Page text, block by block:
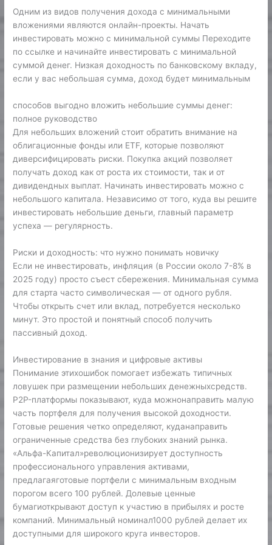
Одним из видов получения дохода с минимальными
вложениями являются онлайн-проекты. Начать
инвестировать можно с минимальной суммы Переходите
по ссылке и начинайте инвестировать с минимальной
суммой денег. Низкая доходность по банковскому вкладу,
если у вас небольшая сумма, доход будет минимальным
способов выгодно вложить небольшие суммы денег:
полное руководство
Для небольших вложений стоит обратить внимание на
облигационные фонды или ETF, которые позволяют
диверсифицировать риски. Покупка акций позволяет
получать доход как от роста их стоимости, так и от
дивидендных выплат. Начинать инвестировать можно с
небольшого капитала. Независимо от того, куда вы решите
инвестировать небольшие деньги, главный параметр
успеха — регулярность.
Риски и доходность: что нужно понимать новичку
Если не инвестировать, инфляция (в России около 7-8% в
2025 году) просто съест сбережения. Минимальная сумма
для старта часто символическая — от одного рубля.
Чтобы открыть счет или вклад, потребуется несколько
минут. Это простой и понятный способ получить
пассивный доход.
Инвестирование в знания и цифровые активы
Понимание этихошибок помогает избежать типичных
ловушек при размещении небольших денежныхсредств.
P2P-платформы показывают, куда можнонаправить малую
часть портфеля для получения высокой доходности.
Готовые решения четко определяют, куданаправить
ограниченные средства без глубоких знаний рынка.
«Альфа-Капитал»революционизирует доступность
профессионального управления активами,
предлагаяготовые портфели с минимальным входным
порогом всего 100 рублей. Долевые ценные
бумагиоткрывают доступ к участию в прибылях и росте
компаний. Минимальный номинал1000 рублей делает их
доступными для широкого круга инвесторов.